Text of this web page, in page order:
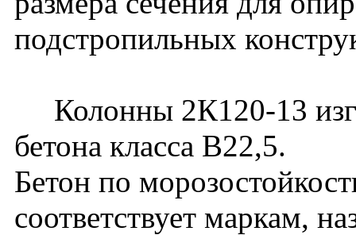
подстропильных
Колонны 2К120-13
бетона класса В22,5.
Бетон по
соответствует маркам,